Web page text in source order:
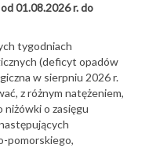
01.08.2026 r. do
tygodniach
(deficyt opadów
w sierpniu 2026 r.
z różnym natężeniem,
niżówki o zasięgu
pomorskiego,